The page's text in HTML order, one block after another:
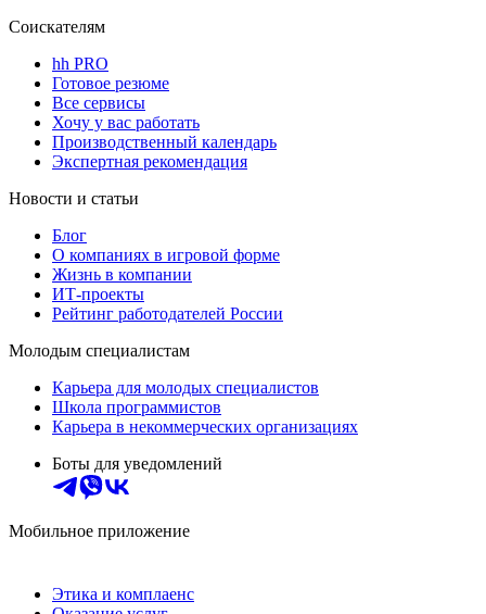
Соискателям
hh PRO
Готовое резюме
Все сервисы
Хочу у вас работать
Производственный календарь
Экспертная рекомендация
Новости и статьи
Блог
О компаниях в игровой форме
Жизнь в компании
ИТ-проекты
Рейтинг работодателей России
Молодым специалистам
Карьера для молодых специалистов
Школа программистов
Карьера в некоммерческих организациях
Боты для уведомлений
Мобильное приложение
Этика и комплаенс